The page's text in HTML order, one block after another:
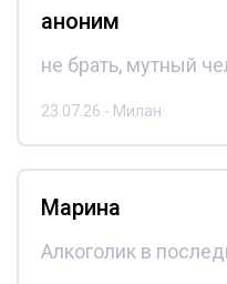
аноним
не брать, мутный
23.07.26 - Милан
Марина
Алкоголик в